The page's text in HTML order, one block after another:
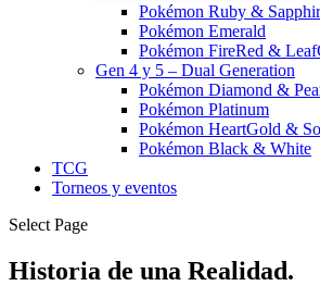
Pokémon Ruby &
Pokémon Emerald
Pokémon FireRed &
Gen 4 y 5 – Dual Generation
Pokémon Diamond &
Pokémon Platinum
Pokémon HeartGold &
Pokémon Black & White
TCG
Torneos y eventos
Select Page
Historia de una Realidad.